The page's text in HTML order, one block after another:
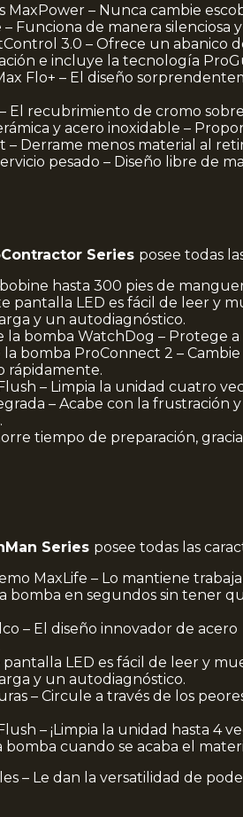
MaxPower – Nunca cambie
Funciona de manera silenciosa
3.0 – Ofrece un abanico
e incluye la tecnología
Flo+ – El diseño
El recubrimiento de cromo
y acero inoxidable –
– Derrame menos material al
pesado – Diseño libre de
Series posee todas
hasta 300 pies de
pantalla LED es fácil de leer y
y un autodiagnóstico.
la bomba WatchDog – Protege
bomba ProConnect 2 –
rápidamente.
– Limpia la unidad cuatro
– Acabe con la
tiempo de preparación,
Series posee todas las
MaxLife – Lo mantiene
bomba en segundos sin tener
– El diseño innovador de
LED es fácil de leer y
y un autodiagnóstico.
– Circule a través de los
– ¡Limpia la unidad hasta 4
cuando se acaba el
– Le dan la versatilidad de